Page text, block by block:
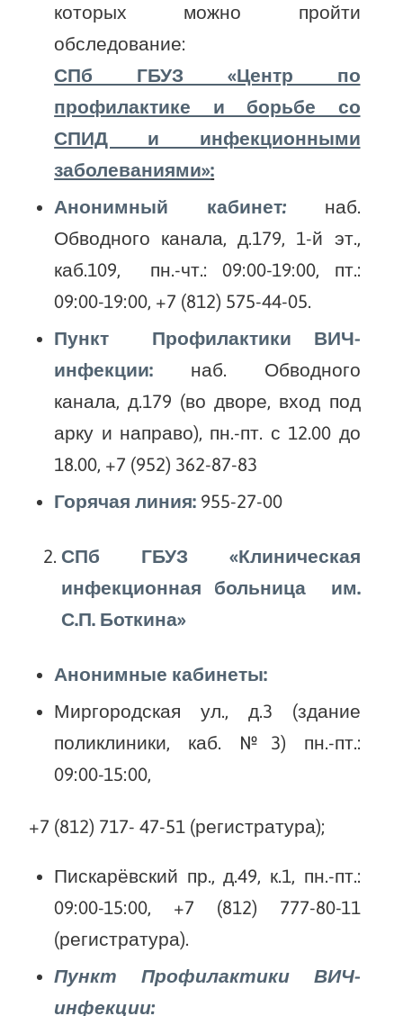
которых можно пройти
обследование:
СПб ГБУЗ «Центр по
профилактике и борьбе со
СПИД и инфекционными
заболеваниями»:
Анонимный кабинет: наб.
Обводного канала, д.179, 1-й эт.,
каб.109, пн.-чт.: 09:00-19:00, пт.:
09:00-19:00, +7 (812) 575-44-05.
Пункт Профилактики ВИЧ-
инфекции: наб. Обводного
канала, д.179 (во дворе, вход под
арку и направо), пн.-пт. с 12.00 до
18.00, +7 (952) 362-87-83
Горячая линия: 955-27-00
СПб ГБУЗ «Клиническая
инфекционная больница им.
С.П. Боткина»
Анонимные кабинеты:
Миргородская ул., д.3 (здание
поликлиники, каб. №3) пн.-пт.:
09:00-15:00,
+7 (812) 717- 47-51 (регистратура);
Пискарёвский пр., д.49, к.1, пн.-пт.:
09:00-15:00, +7 (812) 777-80-11
(регистратура).
Пункт Профилактики ВИЧ-
инфекции: